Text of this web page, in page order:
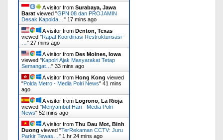
A visitor from Surabaya, Jawa
Barat viewed "GPN 08 dan PROJAMIN
Desak Kapolda… " 17 mins ago
A visitor from Denton, Texas
viewed "Rapat Koordinasi Restrukturisasi -
" 27 mins ago
A visitor from Des Moines, Iowa
viewed "Kapolri Ajak Masyarakat Tetap
Semangat… " 33 mins ago
A visitor from Hong Kong viewed
"Polda Metro - Media Polri News" 41 mins
ago
A visitor from Logrono, La Rioja
viewed "Menyambut Hari - Media Polri
News" 52 mins ago
A visitor from Thu Dau Mot, Binh
Duong viewed "‎TerRekaman CCTV: Juru
Parkir Tewas… " 1 hr 24 mins ago